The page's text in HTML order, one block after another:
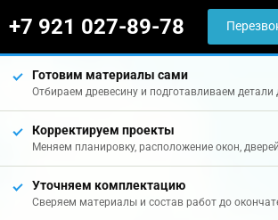
+7 921 027-89-78
Готовим материалы сами
Отбираем древесину и подготавливаем
Корректируем проекты
Меняем планировку, расположение окон,
Уточняем комплектацию
Сверяем материалы и состав работ до